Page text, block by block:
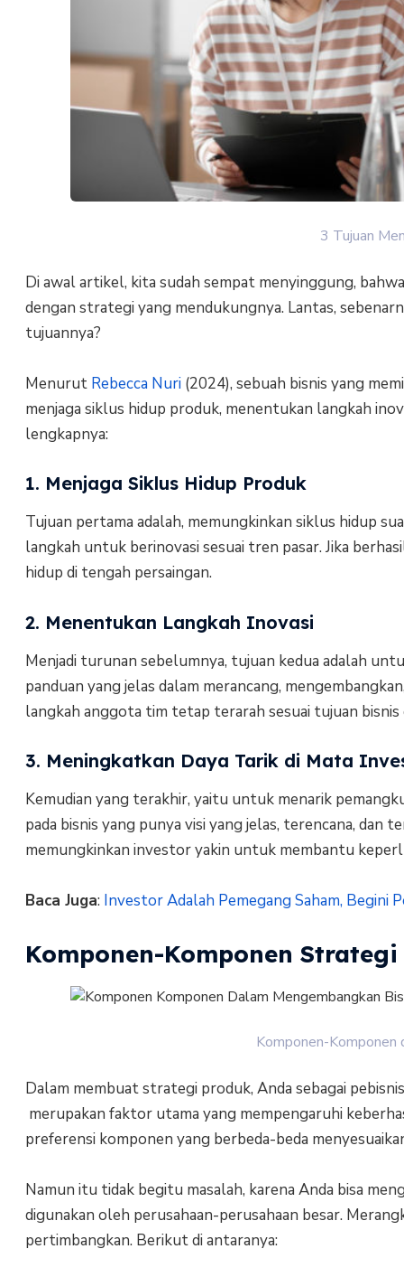
3 Tujuan
Di awal artikel, kita sudah sempat menyinggung,
dengan strategi yang mendukungnya. Lantas,
tujuannya?
Menurut Rebecca Nuri(2024), sebuah bisnis yang
menjaga siklus hidup produk, menentukan langkah
lengkapnya:
1. Menjaga Siklus Hidup Produk
Tujuan pertama adalah, memungkinkan siklus hidup
langkah untuk berinovasi sesuai tren pasar. Jika
hidup di tengah persaingan.
2. Menentukan Langkah Inovasi
Menjadi turunan sebelumnya, tujuan kedua adalah
panduan yang jelas dalam merancang,
langkah anggota tim tetap terarah sesuai tujuan
3. Meningkatkan Daya Tarik di Mata
Kemudian yang terakhir, yaitu untuk menarik
pada bisnis yang punya visi yang jelas, terencana, dan
memungkinkan investor yakin untuk membantu
Baca Juga: Investor Adalah Pemegang Saham, Begini
Komponen-Komponen
Komponen-Komponen
Dalam membuat strategi produk, Anda sebagai
merupakan faktor utama yang mempengaruhi
preferensi komponen yang berbeda-beda
Namun itu tidak begitu masalah, karena Anda bisa
digunakan oleh perusahaan-perusahaan besar.
pertimbangkan. Berikut di antaranya: